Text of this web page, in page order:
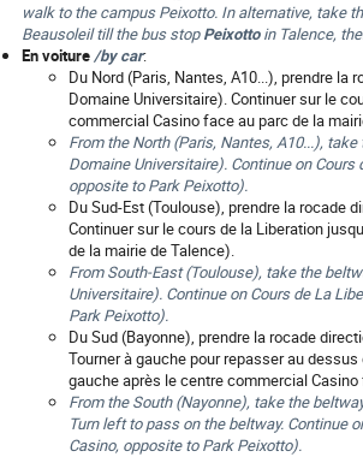
walk to the campus Peixotto. In alternative, take
Beausoleil till the bus stopPeixottoin Talence,
En voiture /by car:
Du Nord (Paris, Nantes, A10...), prendre la
Domaine Universitaire). Continuer sur le
commercial Casino face au parc de la
From the North (Paris, Nantes, A10...),
Domaine Universitaire). Continue on
opposite to Park Peixotto).
Du Sud-Est (Toulouse), prendre la rocade
Continuer sur le cours de la Liberation
de la mairie de Talence).
From South-East (Toulouse), take the
Universitaire). Continue on Cours de La
Park Peixotto).
Du Sud (Bayonne), prendre la rocade
Tourner à gauche pour repasser au
gauche après le centre commercial
From the South (Nayonne), take the
Turn left to pass on the beltway. Continue
Casino, opposite to Park Peixotto).